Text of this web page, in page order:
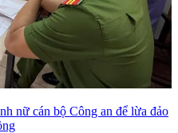
nữ cán bộ Công an để lừa đảo